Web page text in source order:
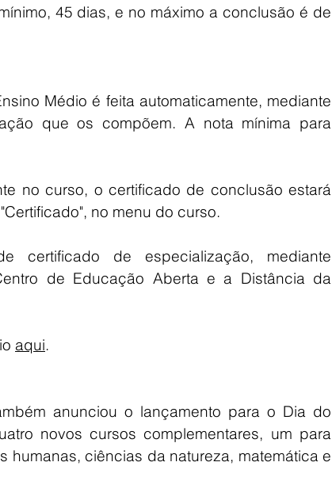
45 dias, e no máximo a conclusão é de
Médio é feita automaticamente, mediante
que os compõem. A nota mínima para
no curso, o certificado de conclusão estará
no menu do curso.
certificado de especialização, mediante
de Educação Aberta e a Distância da
aqui.
anunciou o lançamento para o Dia do
novos cursos complementares, um para
humanas, ciências da natureza, matemática e